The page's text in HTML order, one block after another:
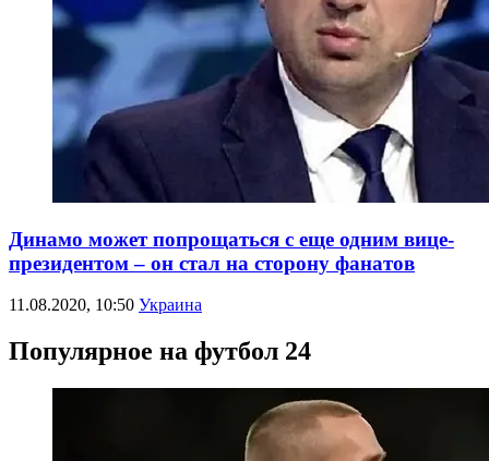
Динамо может попрощаться с еще одним вице-
президентом – он стал на сторону фанатов
11.08.2020, 10:50 Украина
Популярное на футбол 24